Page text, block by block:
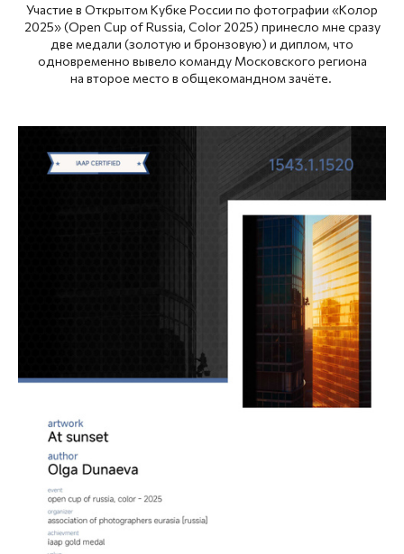
Участие в Открытом Кубке России по фотографии «Колор
2025» (Open Cup of Russia, Color 2025) принесло мне сразу
две медали (золотую и бронзовую) и диплом, что
одновременно вывело команду Московского региона
на второе место в общекомандном зачёте.